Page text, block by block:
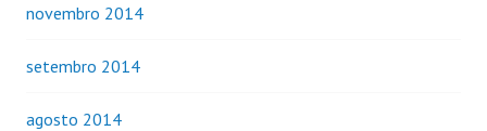
novembro 2014
setembro 2014
agosto 2014